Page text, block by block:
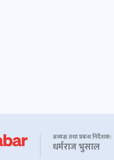
अध्यक्ष तथा प्रबन्ध निर्देशक:
धर्मराज भुसाल